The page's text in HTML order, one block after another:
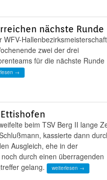
nächste Runde
WFV-
zwei der drei
für die nächste Runde
→
beim TSV Berg II lange
kassierte dann
Ausgleich, ehe in der
durch einen überragenden
gelang.
weiterlesen →